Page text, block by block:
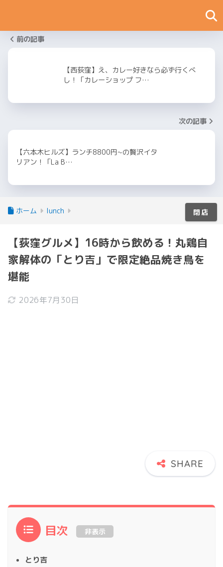
前の記事
【西荻窪】え、カレー好きなら必ず行くべ
し！「カレーショップ フ…
次の記事
【六本木ヒルズ】ランチ8800円~の贅沢イタ
リアン！「La B…
ホーム lunch
【荻窪グルメ】16時から飲める！丸鶏自
家解体の「とり吉」で限定絶品焼き鳥を
堪能
2026年7月30日
目次 非表示
とり吉